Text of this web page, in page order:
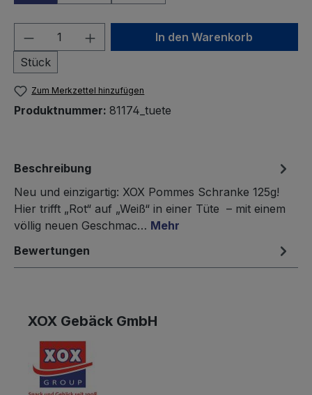
Produkt Anzahl: Gib den
Stück
In den Warenkorb
Zum Merkzettel hinzufügen
Produktnummer: 81174_tuete
Beschreibung
Neu und einzigartig: XOX Pommes Schranke 125g!
Hier trifft „Rot“ auf „Weiß“ in einer Tüte – mit einem
völlig neuen Geschmac… Mehr
Bewertungen
XOX Gebäck GmbH